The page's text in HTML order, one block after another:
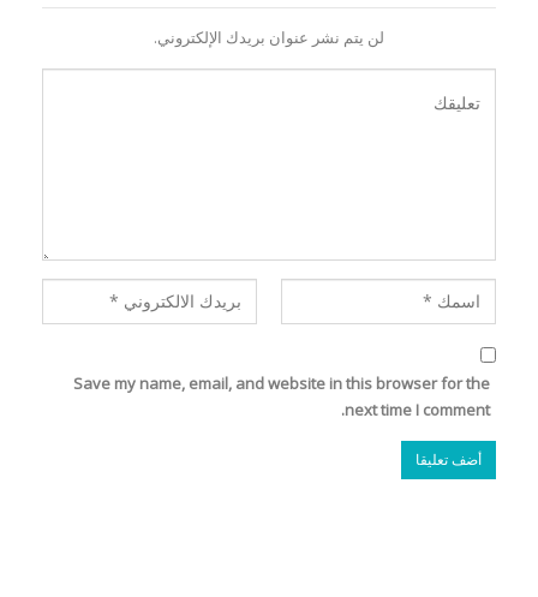
لن يتم نشر عنوان بريدك الإلكتروني.
Save my name, email, and website in this browser for the
next time I comment.